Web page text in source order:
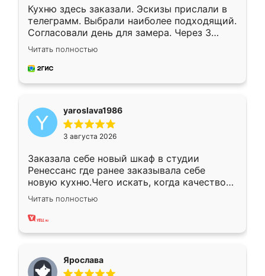
Кухню здесь заказали. Эскизы прислали в
телеграмм. Выбрали наиболее подходящий.
Согласовали день для замера. Через 3
недели кухня была уже готова. Остались
довольны работой. Спасибо Ренессанс
мебель за качественную работу!
Читать полностью
yaroslava1986
3 августа 2026
Заказала себе новый шкаф в студии
Ренессанс где ранее заказывала себе
новую кухню.Чего искать, когда качеством
вполне довольна. Служит кухня уже почти
два года, нареканий нет.
Читать полностью
Ярослава